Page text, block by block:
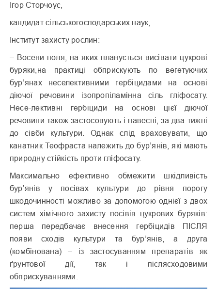
Ігор Сторчоус,
кандидат сільськогосподарських наук,
Інститут захисту рослин:
– Восени поля, на яких планується висівати цукрові
буряки,на практиці обприскують по вегетуючих
бур’янах неселективними гербіцидами на основі
діючої речовини ізопропіламінна сіль гліфосату.
Несе-лективні гербіциди на основі цієї діючої
речовини також застосовують і навесні, за два тижні
до сівби культури. Однак слід враховувати, що
канатник Теофраста належить до бур’янів, які мають
природну стійкість проти гліфосату.
Максимально ефективно обмежити шкідливість
бур’янів у посівах культури до рівня порогу
шкодочинності можливо за допомогою однієї з двох
систем хімічного захисту посівів цукрових буряків:
перша передбачає внесення гербіцидів ПІСЛЯ
появи сходів культури та бур’янів, а друга
(комбінована) – із застосуванням препаратів як
ґрунтової дії, так і післясходовими
обприскуваннями.